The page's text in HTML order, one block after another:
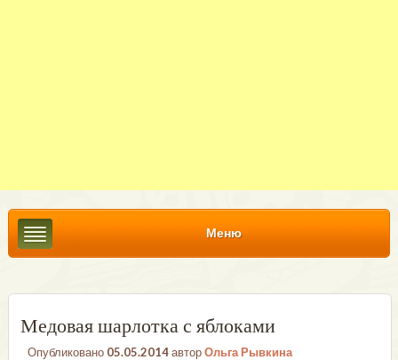
Меню
Медовая шарлотка с яблоками
Опубликовано 05.05.2014авторОльга Рывкина